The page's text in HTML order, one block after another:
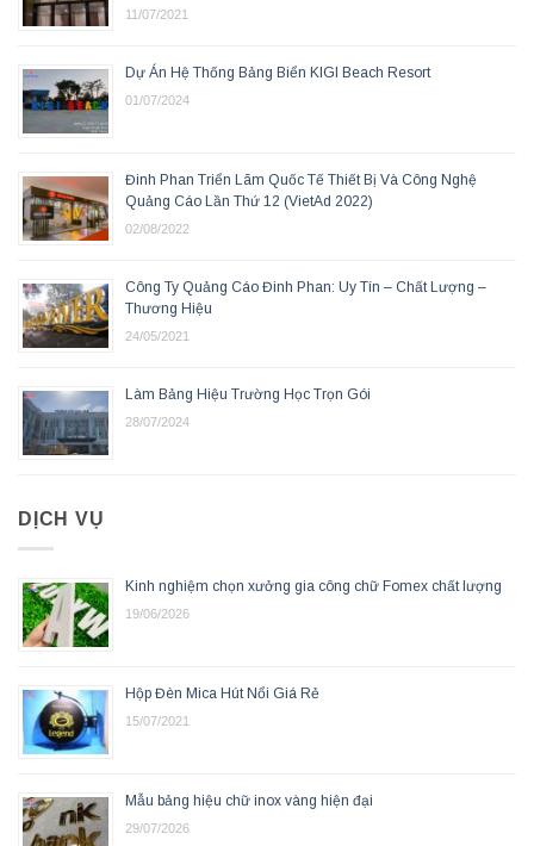
11/07/2021
Dự Án Hệ Thống Bảng Biển KIGI Beach Resort
01/07/2024
Đinh Phan Triển Lãm Quốc Tế Thiết Bị Và Công Nghệ
Quảng Cáo Lần Thứ 12 (VietAd 2022)
02/08/2022
Công Ty Quảng Cáo Đinh Phan: Uy Tín – Chất Lượng –
Thương Hiệu
24/05/2021
Làm Bảng Hiệu Trường Học Trọn Gói
28/07/2024
DỊCH VỤ
Kinh nghiệm chọn xưởng gia công chữ Fomex chất lượng
19/06/2026
Hộp Đèn Mica Hút Nổi Giá Rẻ
15/07/2021
Mẫu bảng hiệu chữ inox vàng hiện đại
29/07/2026